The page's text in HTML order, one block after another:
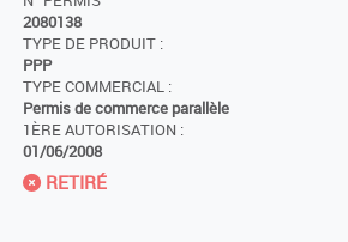
2080138
TYPE DE PRODUIT :
PPP
TYPE COMMERCIAL :
Permis de commerce parallèle
1ÈRE AUTORISATION :
01/06/2008
RETIRÉ